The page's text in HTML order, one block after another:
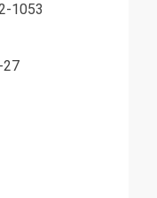
1053
27